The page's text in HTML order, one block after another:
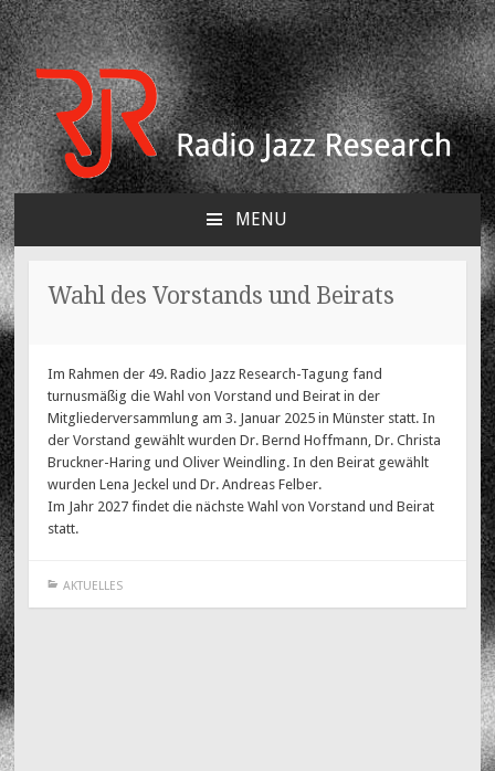
Radio Jazz Research e.V.
Think-Tank für den Jazz
MENU
CONTENT
Wahl des Vorstands und Beirats
Im Rahmen der 49. Radio Jazz Research-Tagung fand
turnusmäßig die Wahl von Vorstand und Beirat in der
Mitgliederversammlung am 3. Januar 2025 in Münster statt. In
der Vorstand gewählt wurden Dr. Bernd Hoffmann, Dr. Christa
Bruckner-Haring und Oliver Weindling. In den Beirat gewählt
wurden Lena Jeckel und Dr. Andreas Felber.
Im Jahr 2027 findet die nächste Wahl von Vorstand und Beirat
statt.
AKTUELLES